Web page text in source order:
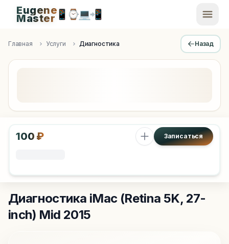
Apple Diagnostics & Engineering Authority in Saint
Eugene
Master📱 ⌚💻📲
Главная Услуги Диагностика Назад
100 ₽ Записаться
Диагностика iMac (Retina 5K, 27-
inch) Mid 2015